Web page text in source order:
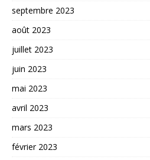
septembre 2023
août 2023
juillet 2023
juin 2023
mai 2023
avril 2023
mars 2023
février 2023